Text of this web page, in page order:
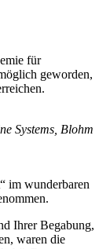
für
geworden,
Systems, Blohm
im wunderbaren
Ihrer Begabung,
waren die